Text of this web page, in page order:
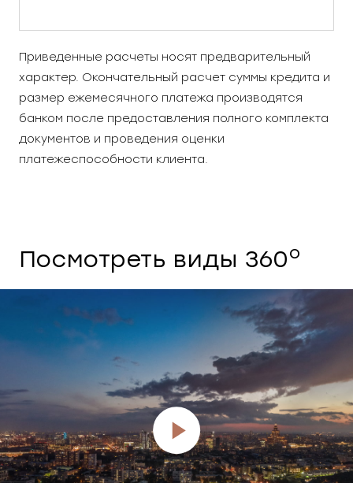
Приведенные расчеты носят предварительный
характер. Окончательный расчет суммы кредита и
размер ежемесячного платежа производятся
банком после предоставления полного комплекта
документов и проведения оценки
платежеспособности клиента.
Посмотреть виды 360o